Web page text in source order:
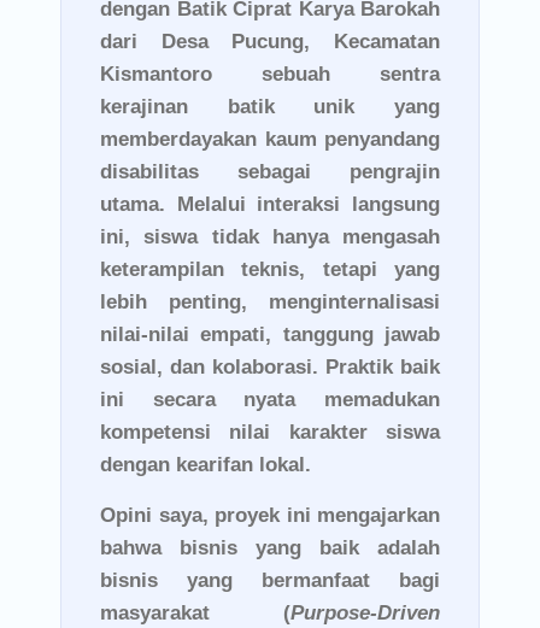
dengan Batik Ciprat Karya Barokah
dari Desa Pucung, Kecamatan
Kismantoro sebuah sentra
kerajinan batik unik yang
memberdayakan kaum penyandang
disabilitas sebagai pengrajin
utama. Melalui interaksi langsung
ini, siswa tidak hanya mengasah
keterampilan teknis, tetapi yang
lebih penting, menginternalisasi
nilai-nilai empati, tanggung jawab
sosial, dan kolaborasi. Praktik baik
ini secara nyata memadukan
kompetensi nilai karakter siswa
dengan kearifan lokal.
Opini saya, proyek ini mengajarkan
bahwa bisnis yang baik adalah
bisnis yang bermanfaat bagi
masyarakat (Purpose-Driven